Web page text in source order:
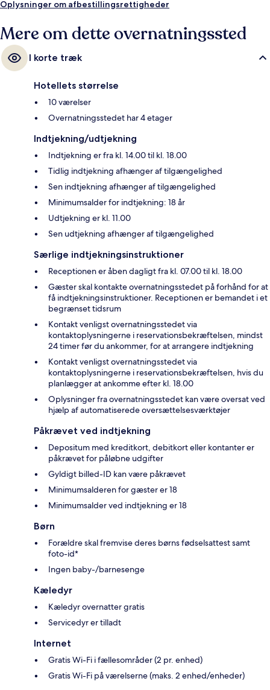
Oplysninger om afbestillingsrettigheder
Mere om dette overnatningssted
I korte træk
Hotellets størrelse
10 værelser
Overnatningsstedet har 4 etager
Indtjekning/udtjekning
Indtjekning er fra kl. 14.00 til kl. 18.00
Tidlig indtjekning afhænger af tilgængelighed
Sen indtjekning afhænger af tilgængelighed
Minimumsalder for indtjekning: 18 år
Udtjekning er kl. 11.00
Sen udtjekning afhænger af tilgængelighed
Særlige indtjekningsinstruktioner
Receptionen er åben dagligt fra kl. 07.00 til kl. 18.00
Gæster skal kontakte overnatningsstedet på forhånd for at
få indtjekningsinstruktioner. Receptionen er bemandet i et
begrænset tidsrum
Kontakt venligst overnatningsstedet via
kontaktoplysningerne i reservationsbekræftelsen, mindst
24 timer før du ankommer, for at arrangere indtjekning
Kontakt venligst overnatningsstedet via
kontaktoplysningerne i reservationsbekræftelsen, hvis du
planlægger at ankomme efter kl. 18.00
Oplysninger fra overnatningsstedet kan være oversat ved
hjælp af automatiserede oversættelsesværktøjer
Påkrævet ved indtjekning
Depositum med kreditkort, debitkort eller kontanter er
påkrævet for påløbne udgifter
Gyldigt billed-ID kan være påkrævet
Minimumsalderen for gæster er 18
Minimumsalder ved indtjekning er 18
Børn
Forældre skal fremvise deres børns fødselsattest samt
foto-id*
Ingen baby-/barnesenge
Kæledyr
Kæledyr overnatter gratis
Servicedyr er tilladt
Internet
Gratis Wi-Fi i fællesområder (2 pr. enhed)
Gratis Wi-Fi på værelserne (maks. 2 enhed/enheder)